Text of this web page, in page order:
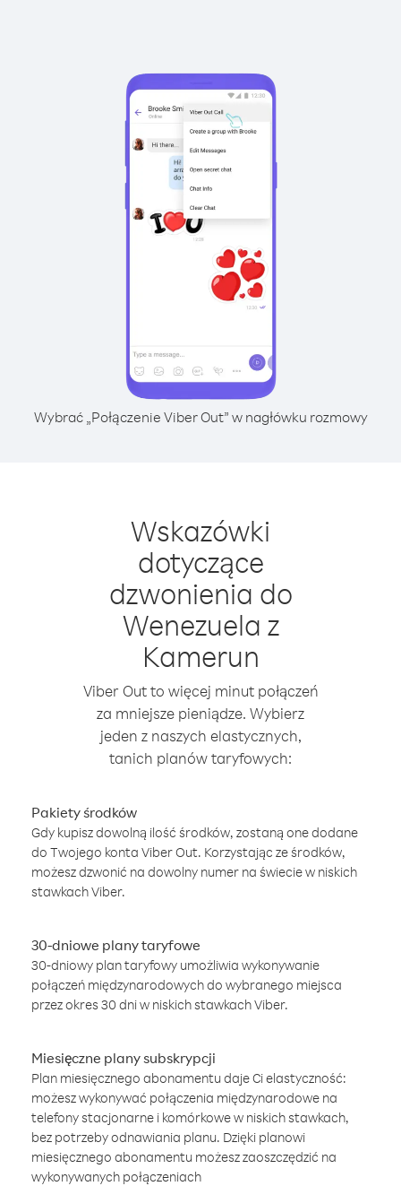
Wybrać „Połączenie Viber Out” w nagłówku rozmowy
Wskazówki
dotyczące
dzwonienia do
Wenezuela z
Kamerun
Viber Out to więcej minut połączeń
za mniejsze pieniądze. Wybierz
jeden z naszych elastycznych,
tanich planów taryfowych:
Pakiety środków
Gdy kupisz dowolną ilość środków, zostaną one dodane
do Twojego konta Viber Out. Korzystając ze środków,
możesz dzwonić na dowolny numer na świecie w niskich
stawkach Viber.
30-dniowe plany taryfowe
30-dniowy plan taryfowy umożliwia wykonywanie
połączeń międzynarodowych do wybranego miejsca
przez okres 30 dni w niskich stawkach Viber.
Miesięczne plany subskrypcji
Plan miesięcznego abonamentu daje Ci elastyczność:
możesz wykonywać połączenia międzynarodowe na
telefony stacjonarne i komórkowe w niskich stawkach,
bez potrzeby odnawiania planu. Dzięki planowi
miesięcznego abonamentu możesz zaoszczędzić na
wykonywanych połączeniach